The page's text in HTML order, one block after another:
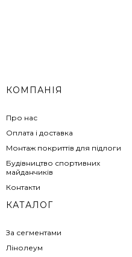
КОМПАНІЯ
Про нас
Оплата і доставка
Монтаж покриттів для підлоги
Будівництво спортивних
майданчиків
Контакти
КАТАЛОГ
За сегментами
Лінолеум